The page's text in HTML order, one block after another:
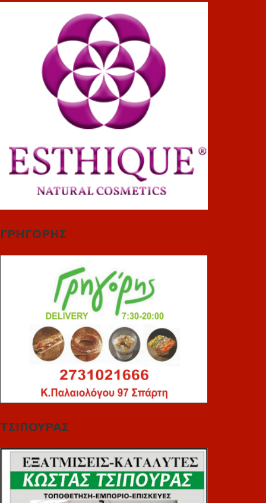
ΓΡΗΓΟΡΗΣ
ΤΣΙΠΟΥΡΑΣ